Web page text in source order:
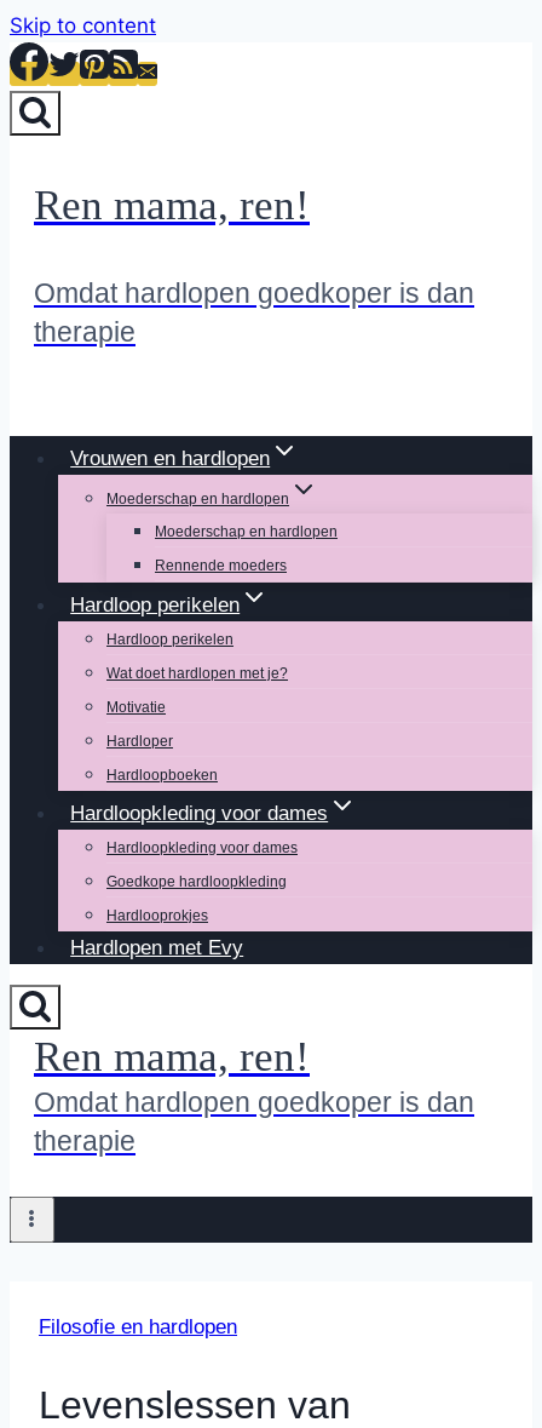
Skip to content
Ren mama, ren!
Omdat hardlopen goedkoper is dan
therapie
Vrouwen en hardlopen
Moederschap en hardlopen
Moederschap en hardlopen
Rennende moeders
Hardloop perikelen
Hardloop perikelen
Wat doet hardlopen met je?
Motivatie
Hardloper
Hardloopboeken
Hardloopkleding voor dames
Hardloopkleding voor dames
Goedkope hardloopkleding
Hardlooprokjes
Hardlopen met Evy
Ren mama, ren!
Omdat hardlopen goedkoper is dan
therapie
Filosofie en hardlopen
Levenslessen van